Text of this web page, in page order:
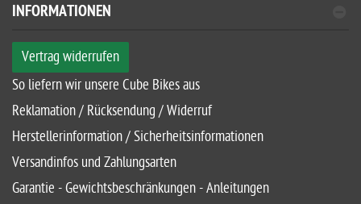
INFORMATIONEN
Vertrag widerrufen
So liefern wir unsere Cube Bikes aus
Reklamation / Rücksendung / Widerruf
Herstellerinformation / Sicherheitsinformationen
Versandinfos und Zahlungsarten
Garantie - Gewichtsbeschränkungen - Anleitungen